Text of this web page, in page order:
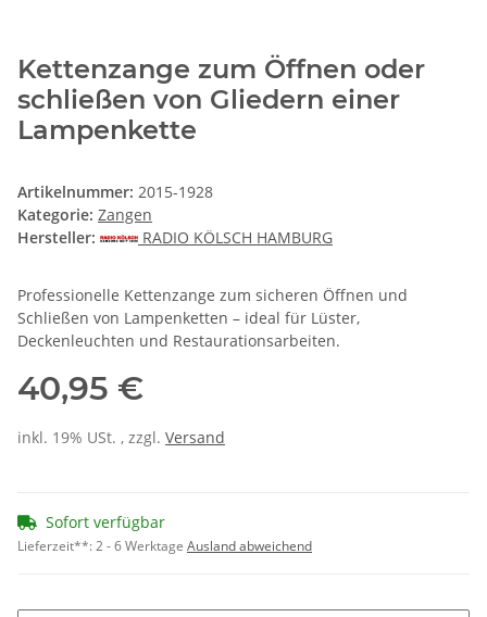
Kettenzange zum Öffnen oder
schließen von Gliedern einer
Lampenkette
Artikelnummer: 2015-1928
Kategorie: Zangen
Hersteller:
RADIO KÖLSCH HAMBURG
Professionelle Kettenzange zum sicheren Öffnen und
Schließen von Lampenketten – ideal für Lüster,
Deckenleuchten und Restaurationsarbeiten.
40,95 €
inkl. 19% USt. , zzgl. Versand
Sofort verfügbar
Lieferzeit**:2 - 6 Werktage Ausland abweichend